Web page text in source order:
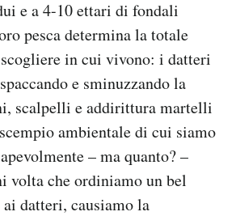
e a 4-10 ettari di fondali
pesca determina la totale
in cui vivono: i datteri
e sminuzzando la
scalpelli e addirittura martelli
ambientale di cui siamo
– ma quanto? –
volta che ordiniamo un bel
datteri, causiamo la